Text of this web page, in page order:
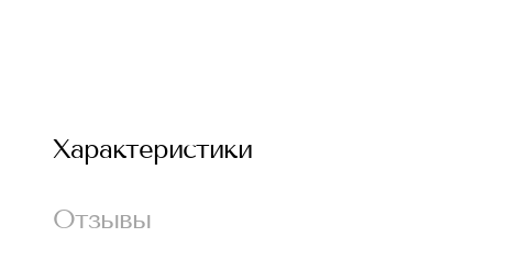
Характеристики
Отзывы